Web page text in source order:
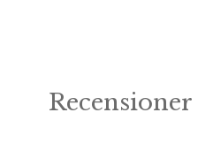
Recensioner